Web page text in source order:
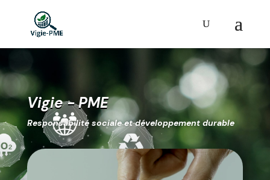
Vigie - PME
Responsabilité sociale et développement durable